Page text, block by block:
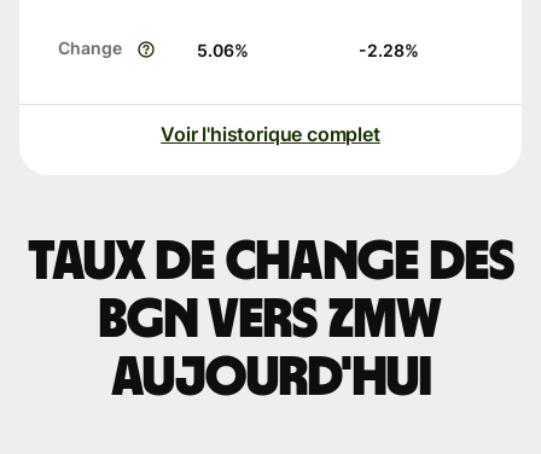
Change 5.06% -2.28%
Voir l'historique complet
Taux de change des
BGN vers ZMW
aujourd'hui